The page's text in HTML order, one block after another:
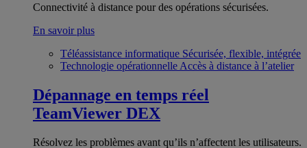
Connectivité à distance pour des opérations sécurisées.
En savoir plus
Téléassistance informatique Sécurisée, flexible, intégrée
Technologie opérationnelle Accès à distance à l’atelier
Dépannage en temps réel
TeamViewer DEX
Résolvez les problèmes avant qu’ils n’affectent les utilisateurs.